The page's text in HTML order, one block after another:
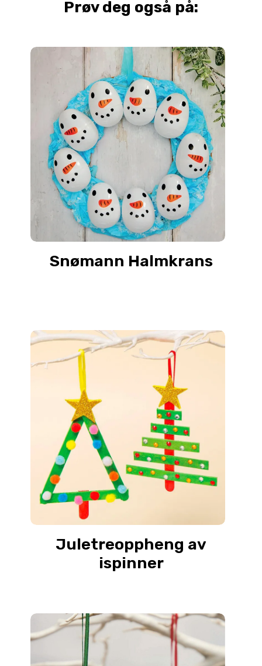
Prøv deg også på:
Snømann Halmkrans
Juletreoppheng av
ispinner